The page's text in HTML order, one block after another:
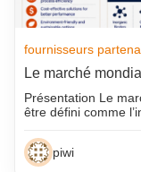
fournisseurs
Le marché
Présentation Le
être défini comme
piwi